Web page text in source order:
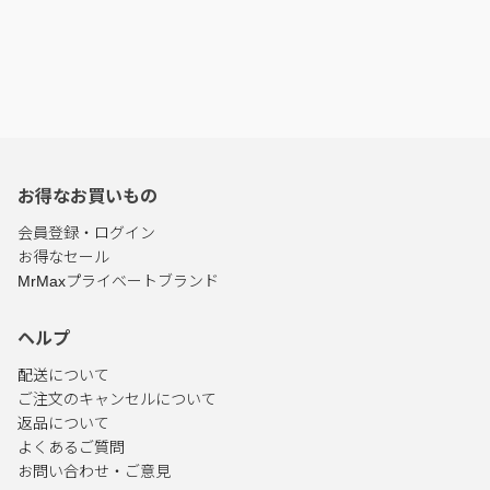
お得なお買いもの
会員登録・ログイン
お得なセール
MrMaxプライベートブランド
ヘルプ
配送について
ご注文のキャンセルについて
返品について
よくあるご質問
お問い合わせ・ご意見